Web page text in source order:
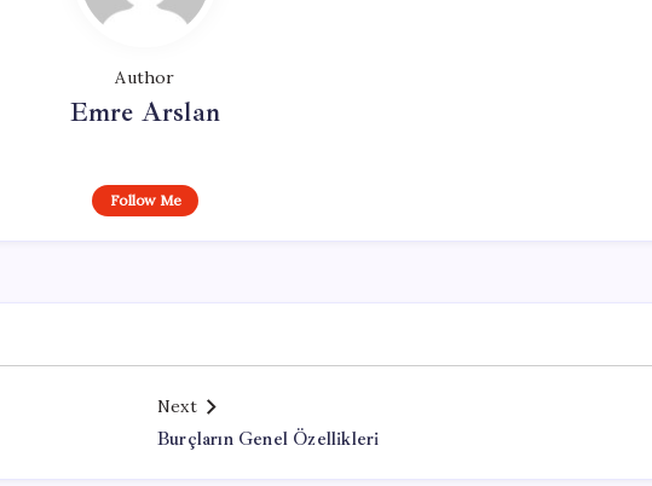
Author
Emre Arslan
Follow Me
Next
Burçların Genel Özellikleri